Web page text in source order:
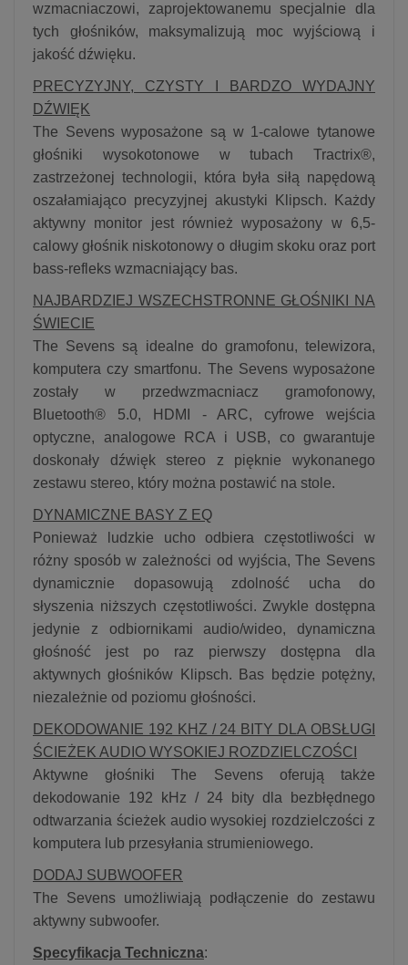
wzmacniaczowi, zaprojektowanemu specjalnie dla
tych głośników, maksymalizują moc wyjściową i
jakość dźwięku.
PRECYZYJNY, CZYSTY I BARDZO WYDAJNY
DŹWIĘK
The Sevens wyposażone są w 1-calowe tytanowe
głośniki wysokotonowe w tubach Tractrix®,
zastrzeżonej technologii, która była siłą napędową
oszałamiająco precyzyjnej akustyki Klipsch. Każdy
aktywny monitor jest również wyposażony w 6,5-
calowy głośnik niskotonowy o długim skoku oraz port
bass-refleks wzmacniający bas.
NAJBARDZIEJ WSZECHSTRONNE GŁOŚNIKI NA
ŚWIECIE
The Sevens są idealne do gramofonu, telewizora,
komputera czy smartfonu. The Sevens wyposażone
zostały w przedwzmacniacz gramofonowy,
Bluetooth® 5.0, HDMI - ARC, cyfrowe wejścia
optyczne, analogowe RCA i USB, co gwarantuje
doskonały dźwięk stereo z pięknie wykonanego
zestawu stereo, który można postawić na stole.
DYNAMICZNE BASY Z EQ
Ponieważ ludzkie ucho odbiera częstotliwości w
różny sposób w zależności od wyjścia, The Sevens
dynamicznie dopasowują zdolność ucha do
słyszenia niższych częstotliwości. Zwykle dostępna
jedynie z odbiornikami audio/wideo, dynamiczna
głośność jest po raz pierwszy dostępna dla
aktywnych głośników Klipsch. Bas będzie potężny,
niezależnie od poziomu głośności.
DEKODOWANIE 192 KHZ / 24 BITY DLA OBSŁUGI
ŚCIEŻEK AUDIO WYSOKIEJ ROZDZIELCZOŚCI
Aktywne głośniki The Sevens oferują także
dekodowanie 192 kHz / 24 bity dla bezbłędnego
odtwarzania ścieżek audio wysokiej rozdzielczości z
komputera lub przesyłania strumieniowego.
DODAJ SUBWOOFER
The Sevens umożliwiają podłączenie do zestawu
aktywny subwoofer.
Specyfikacja Techniczna: